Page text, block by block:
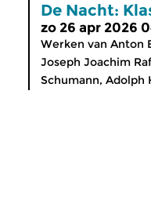
De Nacht:
zo 26 apr 2026
Werken van Anton
Joseph Joachim
Schumann, Adolph